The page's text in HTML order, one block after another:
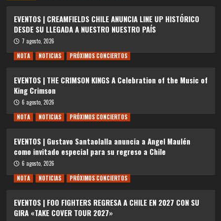
EVENTOS | CREAMFIELDS CHILE ANUNCIA LINE UP HISTÓRICO
DESDE SU LLEGADA A NUESTRO NUESTRO PAÍS
7 agosto, 2026
NOTA
NOTICIAS PRÓXIMOS CONCIERTOS
EVENTOS | THE CRIMSON KINGS A Celebration of the Music of
King Crimson
6 agosto, 2026
NOTA
NOTICIAS PRÓXIMOS CONCIERTOS
EVENTOS | Gustavo Santaolalla anuncia a Angel Maulén
como invitado especial para su regreso a Chile
6 agosto, 2026
NOTA
NOTICIAS PRÓXIMOS CONCIERTOS
EVENTOS | FOO FIGHTERS REGRESA A CHILE EN 2027 CON SU
GIRA «TAKE COVER TOUR 2027»